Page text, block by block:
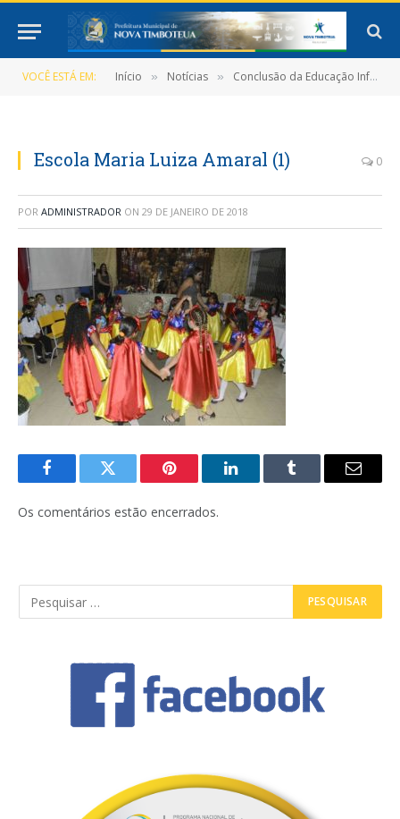
VOCÊ ESTÁ EM: Início » Notícias » Conclusão da Educação Infantil é comemorada. As solenidades foram regidas pela gratidão e emoção dos pais, alunos e professores
Escola Maria Luiza Amaral (1) 0
POR ADMINISTRADOR ON 29 DE JANEIRO DE 2018
FacebookTwitter Pinterest LinkedInTumblr
E-
Os comentários estão encerrados.